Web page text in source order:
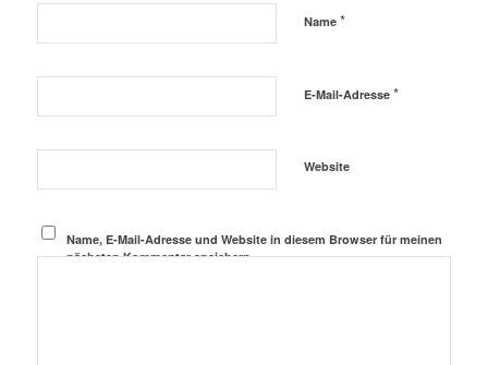
Name *
E-Mail-Adresse *
Website
Name, E-Mail-Adresse und Website in diesem Browser für meinen
nächsten Kommentar speichern.